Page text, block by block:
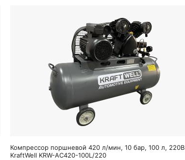
Компрессор поршневой 420 л/мин, 10 бар, 100 л, 220В
KraftWell KRW-AC420-100L/220